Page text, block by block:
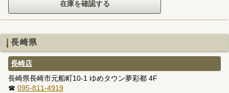
長崎県
長崎店
長崎県長崎市元船町10-1 ゆめタウン夢彩都 4F
☎ 095-811-4919